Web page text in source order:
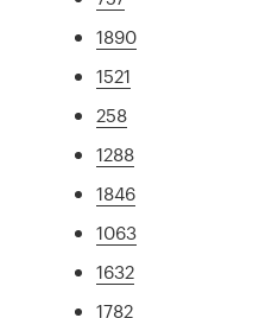
1890
1521
258
1288
1846
1063
1632
1782